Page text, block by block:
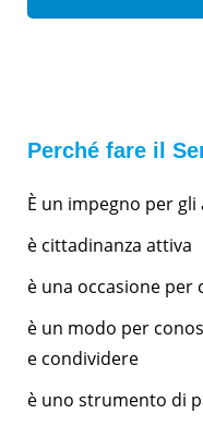
Perché fare il
È un impegno per gli
è cittadinanza attiva
è una occasione
è un modo per
e condividere
è uno strumento di